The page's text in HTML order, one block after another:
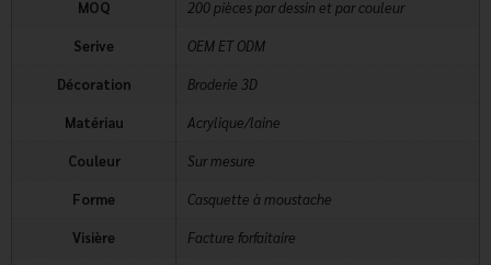
MOQ 200 pièces par dessin et par couleur
Serive OEM ET ODM
Décoration Broderie 3D
Matériau Acrylique/laine
Couleur Sur mesure
Forme Casquette à moustache
Visière Facture forfaitaire